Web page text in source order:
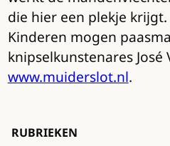
die hier een plekje krijgt.
Kinderen mogen
knipselkunstenares
www.muiderslot.nl.
RUBRIEKEN